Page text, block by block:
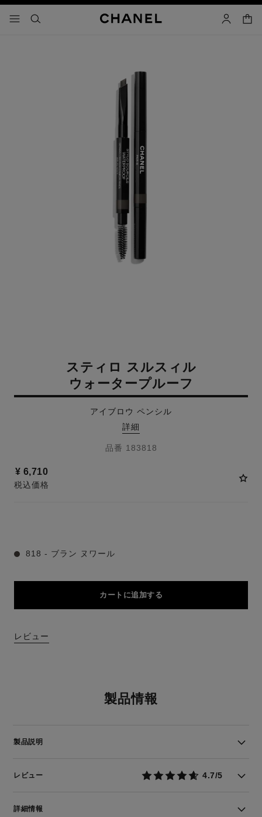
メニュー - メインナビゲーション
- メインナビゲーション
検索 マイアカ
カー
スティロ スルスィル
ウォータープルーフ
アイブロウ ペンシル
詳細
品番 183818
¥ 6,710
税込価格
818 - ブラン ヌワール
カートに追加する
レビュー
製品情報
製品説明
レビュー 4.7/5
詳細情報